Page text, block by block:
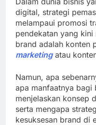
digital, strategi
melampaui promosi
pendekatan yang
brand adalah konten
marketingatau
Namun, apa
apa manfaatnya bagi
menjelaskan konsep
serta mengapa
kesuksesan brand di